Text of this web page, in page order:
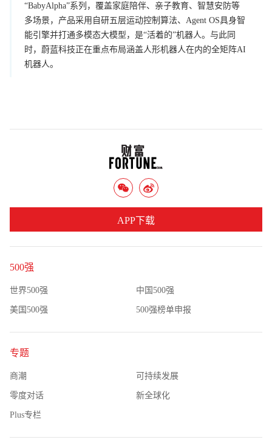
“BabyAlpha”系列，覆盖家庭陪伴、亲子教育、智慧安防等
多场景，产品采用自研五层运动控制算法、Agent OS具身智
能引擎并打通多模态大模型，是“活着的”机器人。与此同
时，蔚蓝科技正在重点布局涵盖人形机器人在内的全矩阵AI
机器人。
500强
世界500强 中国500强
美国500强 500强榜单申报
专题
商潮 可持续发展
零度对话 新全球化
Plus专栏
APP下载